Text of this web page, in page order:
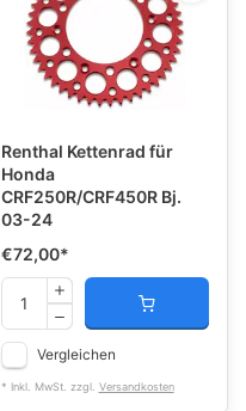
Renthal Kettenrad für
Honda
CRF250R/CRF450R Bj.
03-24
€72,00*
Vergleichen
* Inkl. MwSt. zzgl. Versandkosten